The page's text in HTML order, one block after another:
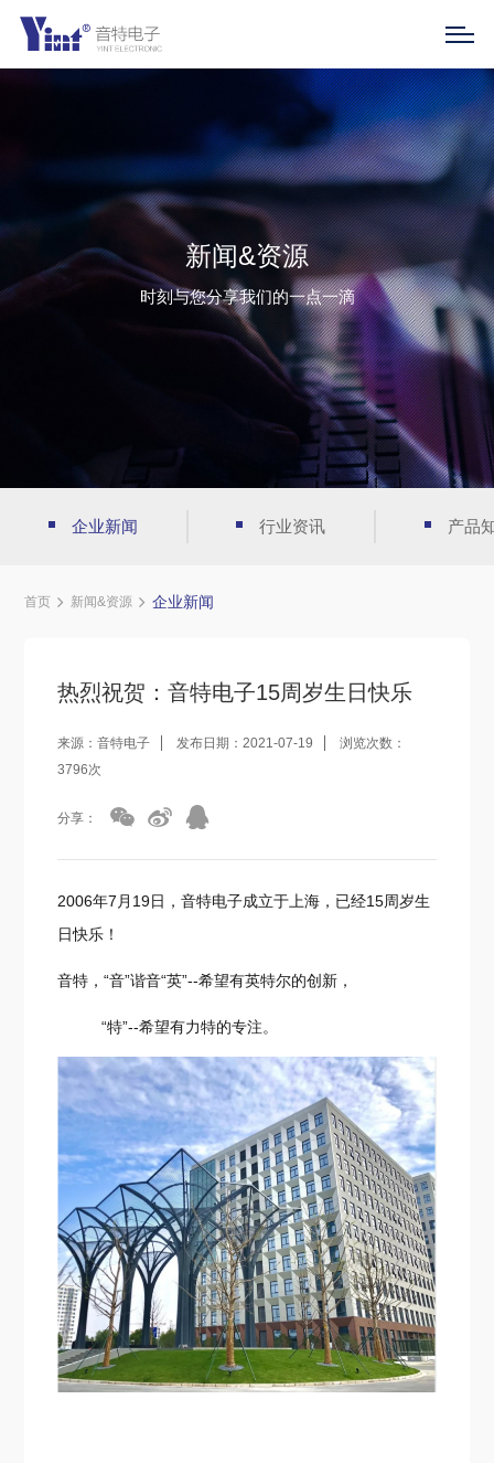
新闻&资源
时刻与您分享我们的一点一滴
企业新闻 行业资讯 产品
首页 新闻&资源 企业新闻
热烈祝贺：音特电子15周岁生日快乐
来源：音特电子 发布日期：2021-07-19
浏览次数：
3796次
分享：
2006年7月19日，音特电子成立于上海，已经15周岁生
日快乐！
音特，“音”谐音“英”--希望有英特尔的创新，
“特”--希望有力特的专注。